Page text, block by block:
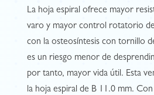
La hoja espiral ofrece mayor
varo y mayor control rotatorio
con la osteosíntesis con tornillo
es un riesgo menor de
por tanto, mayor vida útil. Esta
la hoja espiral de B 11.0 mm.